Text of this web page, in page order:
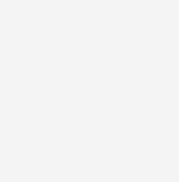
veröffentlicht,